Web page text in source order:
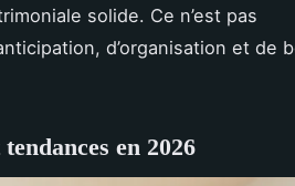
solide. Ce n’est pas
d’organisation et de
en 2026